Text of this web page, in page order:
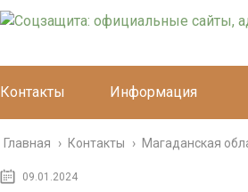
Контакты Информация
Главная › Контакты › Магаданская
09.01.2024